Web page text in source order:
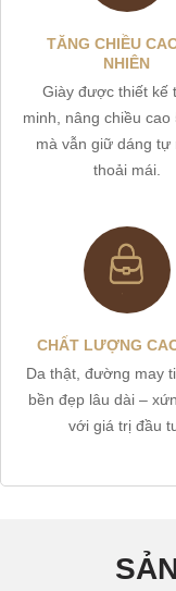
TĂNG CHIỀU
NHIÊN
Giày được thiết kế
minh, nâng chiều cao
mà vẫn giữ dáng tự
thoải mái.
CHẤT LƯỢNG
Da thật, đường may
bền đẹp lâu dài –
với giá trị đầu